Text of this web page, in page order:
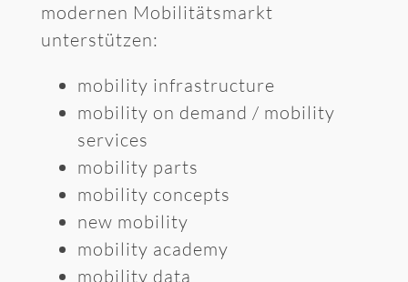
modernen Mobilitätsmarkt
unterstützen:
mobility infrastructure
mobility on demand / mobility
services
mobility parts
mobility concepts
new mobility
mobility academy
mobility data